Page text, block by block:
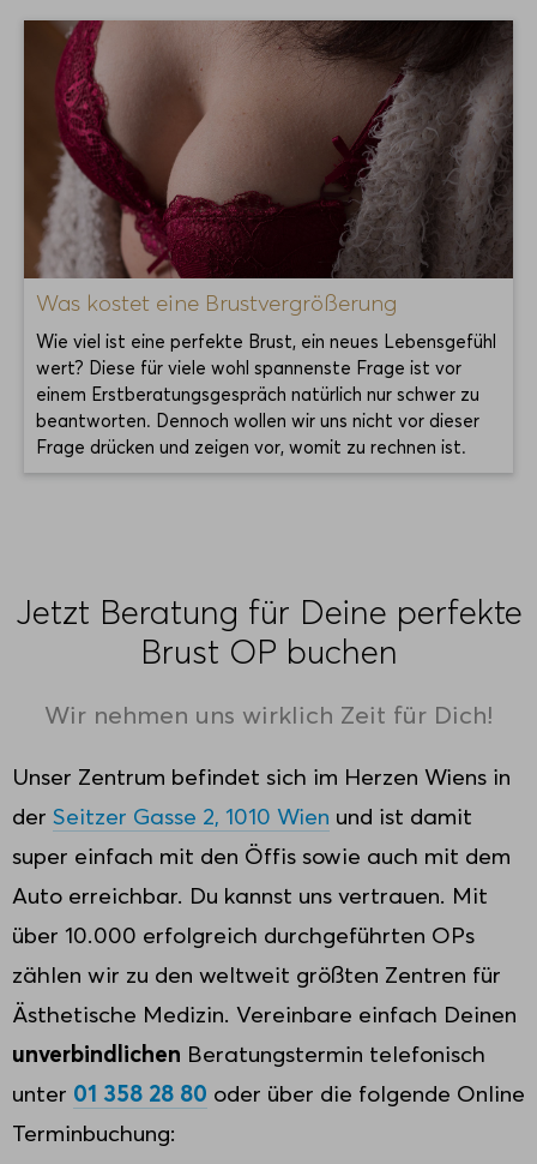
Was kostet eine Brustvergrößerung
Wie viel ist eine perfekte Brust, ein neues Lebensgefühl
wert? Diese für viele wohl spannenste Frage ist vor
einem Erstberatungsgespräch natürlich nur schwer zu
beantworten. Dennoch wollen wir uns nicht vor dieser
Frage drücken und zeigen vor, womit zu rechnen ist.
Jetzt Beratung für Deine perfekte
Brust OP buchen
Wir nehmen uns wirklich Zeit für Dich!
Unser Zentrum befindet sich im Herzen Wiens in
der Seitzer Gasse 2, 1010 Wien und ist damit
super einfach mit den Öffis sowie auch mit dem
Auto erreichbar. Du kannst uns vertrauen. Mit
über 10.000 erfolgreich durchgeführten OPs
zählen wir zu den weltweit größten Zentren für
Ästhetische Medizin. Vereinbare einfach Deinen
unverbindlichen Beratungstermin telefonisch
unter 01 358 28 80 oder über die folgende Online
Terminbuchung: